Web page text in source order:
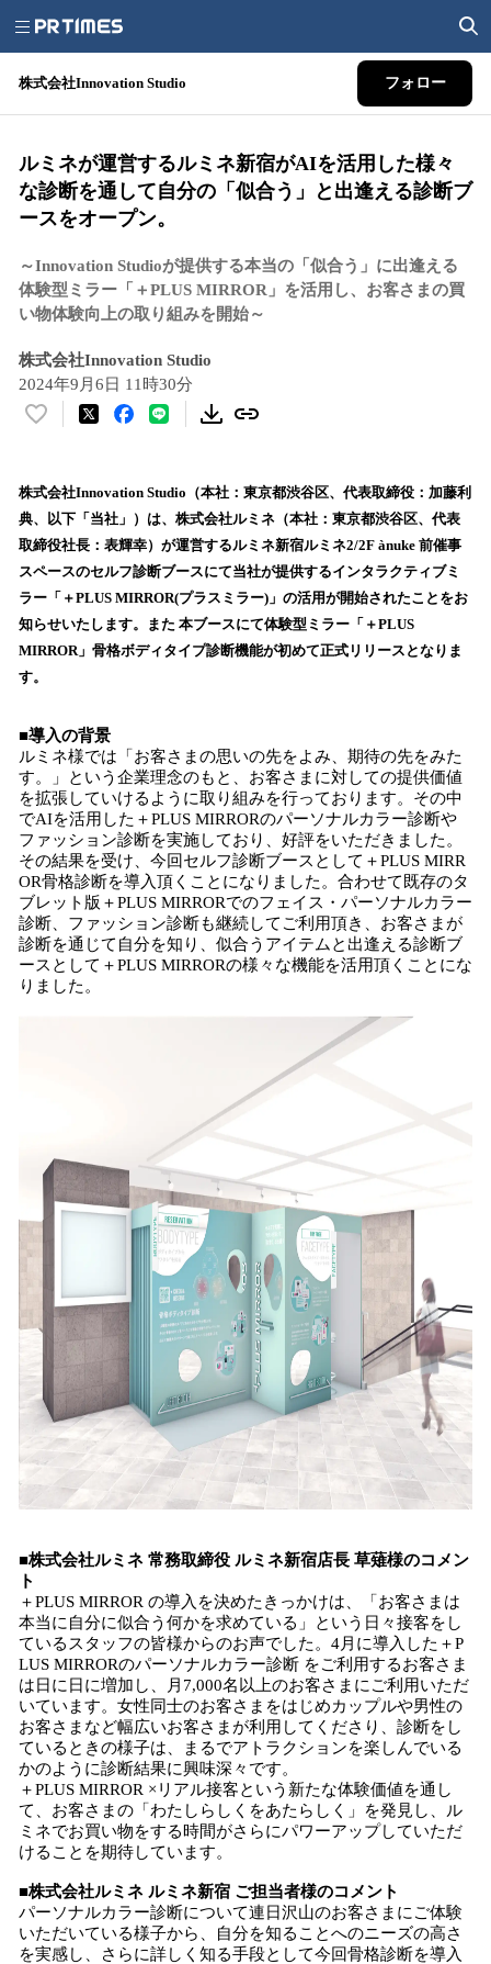
株式会社Innovation Studio フォロー
ルミネが運営するルミネ新宿がAIを活用した様々
な診断を通して自分の「似合う」と出逢える診断ブ
ースをオープン。
～Innovation Studioが提供する本当の「似合う」に出逢える
体験型ミラー「＋PLUS MIRROR」を活用し、お客さまの買
い物体験向上の取り組みを開始～
株式会社Innovation Studio
2024年9月6日 11時30分
い
！
数
を
読
み
中
で
株式会社Innovation Studio（本社：東京都渋谷区、代表取締役：加藤利
典、以下「当社」）は、株式会社ルミネ（本社：東京都渋谷区、代表
取締役社長：表輝幸）が運営するルミネ新宿ルミネ2/2F ànuke 前催事
スペースのセルフ診断ブースにて当社が提供するインタラクティブミ
ラー「＋PLUS MIRROR(プラスミラー)」の活用が開始されたことをお
知らせいたします。また 本ブースにて体験型ミラー「＋PLUS
MIRROR」骨格ボディタイプ診断機能が初めて正式リリースとなりま
す。
■導入の背景
ルミネ様では「お客さまの思いの先をよみ、期待の先をみた
す。」という企業理念のもと、お客さまに対しての提供価値
を拡張していけるように取り組みを行っております。その中
でAIを活用した＋PLUS MIRRORのパーソナルカラー診断や
ファッション診断を実施しており、好評をいただきました。
その結果を受け、今回セルフ診断ブースとして＋PLUS MIRR
OR骨格診断を導入頂くことになりました。合わせて既存のタ
ブレット版＋PLUS MIRRORでのフェイス・パーソナルカラー
診断、ファッション診断も継続してご利用頂き、お客さまが
診断を通じて自分を知り、似合うアイテムと出逢える診断ブ
ースとして＋PLUS MIRRORの様々な機能を活用頂くことにな
りました。
■株式会社ルミネ 常務取締役 ルミネ新宿店長 草薙様のコメン
ト
＋PLUS MIRROR の導入を決めたきっかけは、「お客さまは
本当に自分に似合う何かを求めている」という日々接客をし
ているスタッフの皆様からのお声でした。4月に導入した＋P
LUS MIRRORのパーソナルカラー診断 をご利用するお客さま
は日に日に増加し、月7,000名以上のお客さまにご利用いただ
いています。女性同士のお客さまをはじめカップルや男性の
お客さまなど幅広いお客さまが利用してくださり、診断をし
ているときの様子は、まるでアトラクションを楽しんでいる
かのように診断結果に興味深々です。
＋PLUS MIRROR ×リアル接客という新たな体験価値を通し
て、お客さまの「わたしらしくをあたらしく」を発見し、ル
ミネでお買い物をする時間がさらにパワーアップしていただ
けることを期待しています。
■株式会社ルミネ ルミネ新宿 ご担当者様のコメント
パーソナルカラー診断について連日沢山のお客さまにご体験
いただいている様子から、自分を知ることへのニーズの高さ
を実感し、さらに詳しく知る手段として今回骨格診断を導入